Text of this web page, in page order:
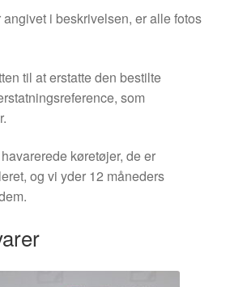
i beskrivelsen, er alle fotos
til at erstatte den bestilte
som
køretøjer, de er
og vi yder 12 måneders